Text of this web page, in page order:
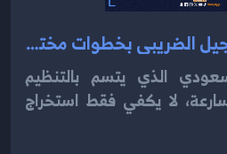
التحقق من رقم التسجيل الضريبي بخطوات مختصرة 2025
الذي يتسم بالتنظيم
لا يكفي فقط استخراج